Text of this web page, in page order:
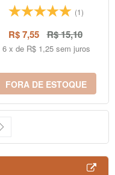
(1)
R$ 7,55 R$ 15,10
6 x de R$ 1,25 sem juros
FORA DE ESTOQUE
a pagina